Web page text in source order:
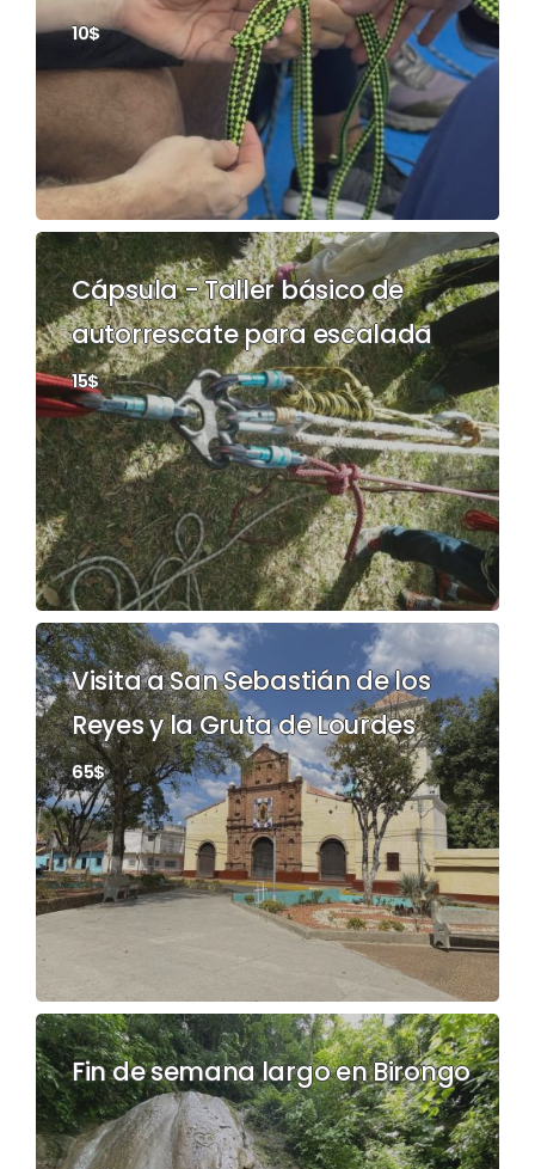
10$
Cápsula - Taller básico de
autorrescate para escalada
15$
Visita a San Sebastián de los
Reyes y la Gruta de Lourdes
65$
Fin de semana largo en Birongo